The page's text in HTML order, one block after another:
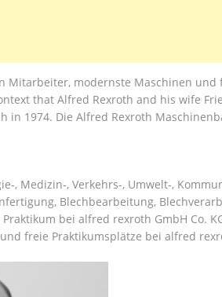
Mitarbeiter, modernste Maschinen und
that Alfred Rexroth and his wife
in 1974. Die Alfred Rexroth
, Medizin-, Verkehrs-, Umwelt-,
Blechbearbeitung,
bei alfred rexroth GmbH Co.
freie Praktikumsplätze bei alfred